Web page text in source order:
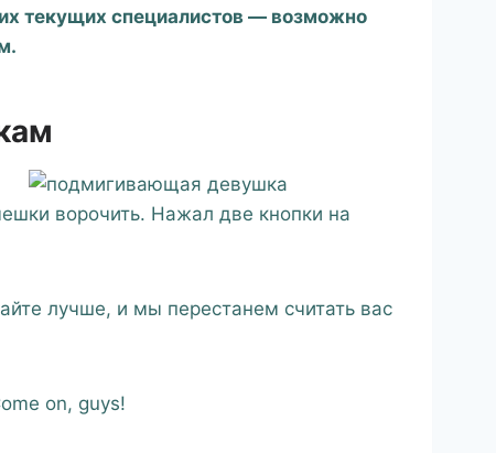
текущих специалистов — возможно
ворочить. Нажал две кнопки на
лучше, и мы перестанем считать вас
on, guys!